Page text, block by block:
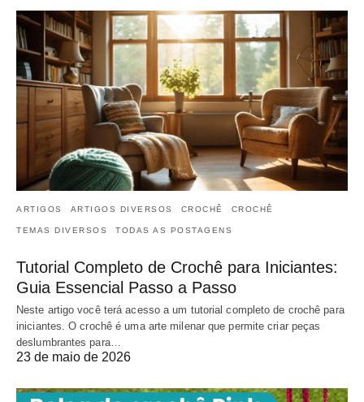
ARTIGOS ARTIGOS DIVERSOS CROCHÊ CROCHÊ
TEMAS DIVERSOS TODAS AS POSTAGENS
Tutorial Completo de Crochê para Iniciantes:
Guia Essencial Passo a Passo
Neste artigo você terá acesso a um tutorial completo de crochê para
iniciantes. O crochê é uma arte milenar que permite criar peças
deslumbrantes para…
23 de maio de 2026